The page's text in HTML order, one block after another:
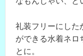
礼装フリーにした
ができる水着ネロ
とに。